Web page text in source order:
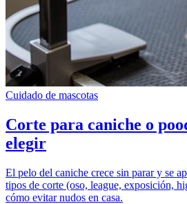
Cuidado de mascotas
Corte para caniche o
elegir
El pelo del caniche crece sin parar y se
tipos de corte (oso, league, exposición,
cómo evitar nudos en casa.